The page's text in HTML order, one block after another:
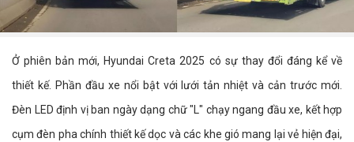
Ở phiên bản mới, Hyundai Creta 2025 có sự thay đổi đáng kể về
thiết kế. Phần đầu xe nổi bật với lưới tản nhiệt và cản trước mới.
Đèn LED định vị ban ngày dạng chữ "L" chạy ngang đầu xe, kết hợp
cụm đèn pha chính thiết kế dọc và các khe gió mang lại vẻ hiện đại,